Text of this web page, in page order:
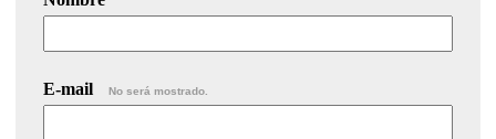
E-mail No será mostrado.